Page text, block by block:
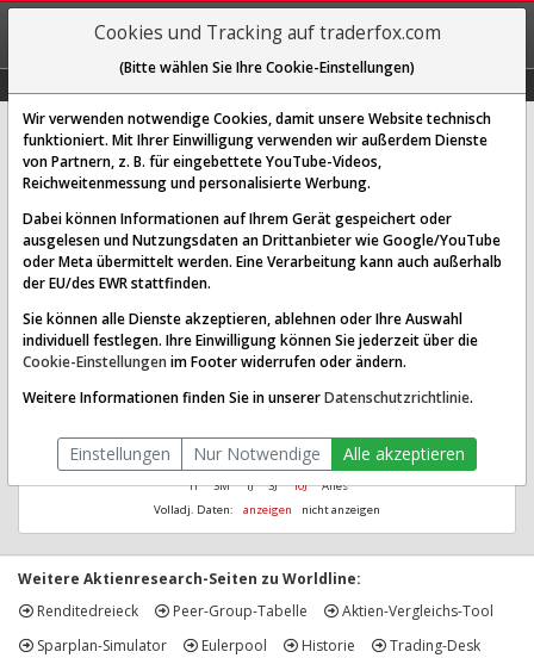
REGIS-
TRIEREN
Worldline SA
[WKN A116LR | ISIN FR0011981968]
Aus 1.000
wurden seit 2016
12,09
Ø Performance
letzte 10 Jahre
-37,32 %
1T 3M 1J 3J 10J
Alles
Volladj. Daten:
anzeigen nicht anzeigen
Weitere Aktienresearch-Seiten zu Worldline:
Renditedreieck
Peer-Group-Tabelle
Aktien-Vergleichs-Tool
Sparplan-Simulator
Eulerpool Historie Trading-Desk
Cookies und Tracking auf traderfox.com
(Bitte wählen Sie Ihre Cookie-Einstellungen)
Wir verwenden notwendige Cookies, damit unsere Website technisch
funktioniert. Mit Ihrer Einwilligung verwenden wir außerdem Dienste
von Partnern, z. B. für eingebettete YouTube-Videos,
Reichweitenmessung und personalisierte Werbung.
Dabei können Informationen auf Ihrem Gerät gespeichert oder
ausgelesen und Nutzungsdaten an Drittanbieter wie Google/YouTube
oder Meta übermittelt werden. Eine Verarbeitung kann auch außerhalb
der EU/des EWR stattfinden.
Sie können alle Dienste akzeptieren, ablehnen oder Ihre Auswahl
individuell festlegen. Ihre Einwilligung können Sie jederzeit über die
Cookie-Einstellungen im Footer widerrufen oder ändern.
Weitere Informationen finden Sie in unsererDatenschutzrichtlinie.
Einstellungen Nur Notwendige Alle akzeptieren